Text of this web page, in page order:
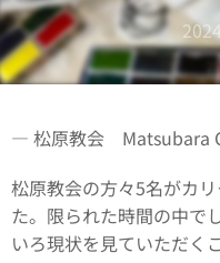
― 松原教会 Matsubara
松原教会の方々5名がカ
た。限られた時間の中で
いろ現状を見ていただく